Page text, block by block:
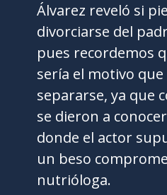
Álvarez reveló si
divorciarse del
pues recordemos
sería el motivo que
separarse, ya que
se dieron a
donde el actor
un beso
nutrióloga.